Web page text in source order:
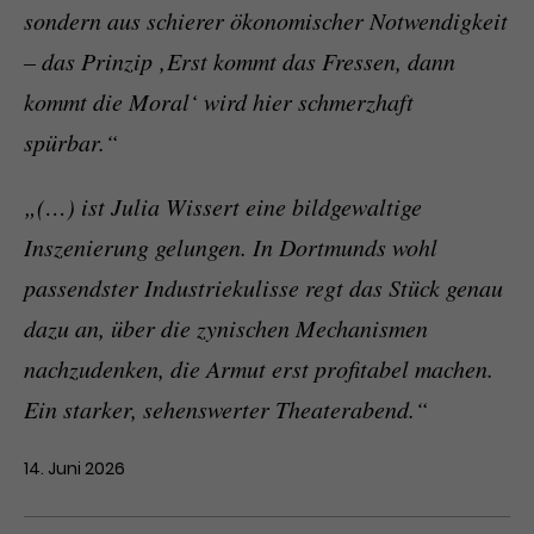
sondern aus schierer ökonomischer Notwendigkeit
– das Prinzip ‚Erst kommt das Fressen, dann
kommt die Moral‘ wird hier schmerzhaft
spürbar.“
„(…) ist Julia Wissert eine bildgewaltige
Inszenierung gelungen. In Dortmunds wohl
passendster Industriekulisse regt das Stück genau
dazu an, über die zynischen Mechanismen
nachzudenken, die Armut erst profitabel machen.
Ein starker, sehenswerter Theaterabend.“
14. Juni 2026